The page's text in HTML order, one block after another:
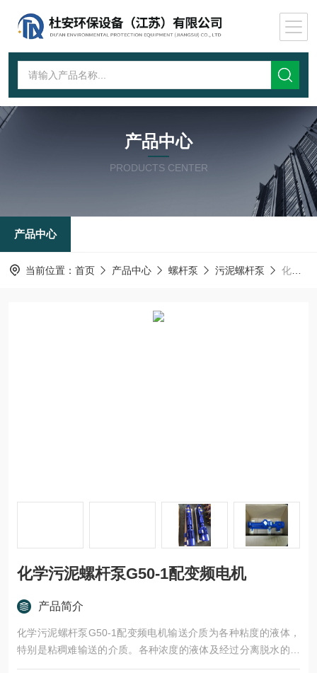
产品中心
PRODUCTS CENTER
产品中心
当前位置： 首页 产品中心 螺杆泵 污泥螺杆泵 化学污泥螺杆泵G50-1配变频电机
化学污泥螺杆泵G50-1配变频电机
产品简介
化学污泥螺杆泵G50-1配变频电机输送介质为各种粘度的液体，
特别是粘稠难输送的介质。各种浓度的液体及经过分离脱水的干
物料。含有固体颗粒、纤维、悬浮物的液体。